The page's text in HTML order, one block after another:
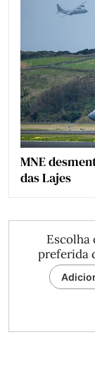
MNE
das Lajes
preferida